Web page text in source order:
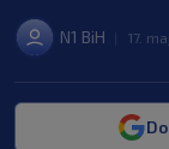
N1 BiH 17.